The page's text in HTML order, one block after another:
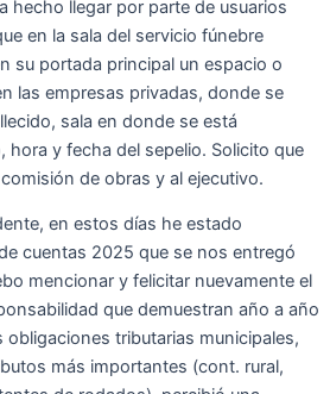
hecho llegar por parte de usuarios
en la sala del servicio fúnebre
su portada principal un espacio o
las empresas privadas, donde se
sala en donde se está
hora y fecha del sepelio. Solicito que
de obras y al ejecutivo.
en estos días he estado
cuentas 2025 que se nos entregó
mencionar y felicitar nuevamente el
que demuestran año a año
tributarias municipales,
más importantes (cont. rural,